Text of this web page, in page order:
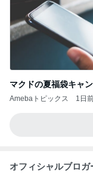
マクドの夏福袋キャ
Amebaトピックス 1日
オフィシャルブロ